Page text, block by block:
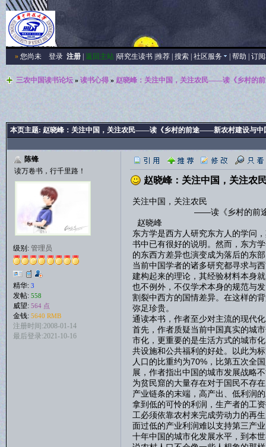
»您尚未 登录 注册| 返回主站| 研究生读书| 推荐| 搜索| 社区服务 帮助 订
三农中国读书论坛» 读书心得»赵晓峰：关注中国，关注农民——读《乡村的
本页主题: 赵晓峰：关注中国，关注农民——读《乡村的前途——新农村建设与中
陈锋
读万卷书，行千里路！
级别: 管理员
精华: 3
发帖: 558
威望: 564 点
金钱: 5640 RMB
注册时间:2008-01-14
最后登录:2021-10-16
赵晓峰：关注中国，关注
关注中国，关注农民
——读《乡村的前途——新
赵晓峰
东方学是西方人研究东方人的学问
书中已有很好的说明。然而，东方
的东西方差异也演变成为落后的东
当前中国学者的诸多研究都寻求与
建构起来的理论，其经验材料本身
也不例外，不仅学术本身的规范与
割裂中西方的国情差异。在这样的
弥足珍贵。
通读本书，作者至少对主流的现代
首先，作者质疑当前中国真实的城
市化，更重要的是生活方式的城市
共设施和公共福利的好处。以此为
人口的比重约为70%，比第五次全
展，作者指出中国的城市发展战略
为贫民窟的大量存在对于国民不存
产业链条的末端，高产出、低利润
拿到低的可怜的利润，生产者的工
工必须依靠农村来完成劳动力的再
面过低的产业利润难以支持第三产
十年中国的城市化发展水平，到本